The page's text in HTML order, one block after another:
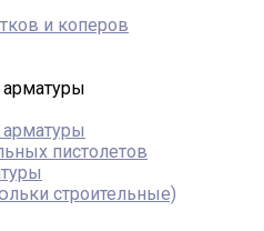
и коперов
пистолетов
строительные)